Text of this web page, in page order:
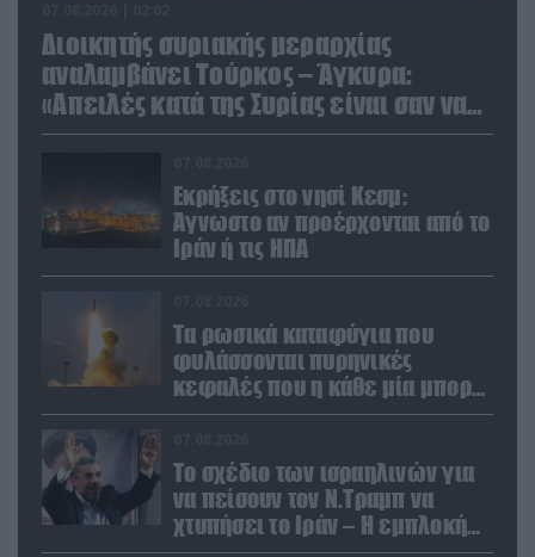
Διοικητής συριακής μεραρχίας
αναλαμβάνει Τούρκος – Άγκυρα:
«Απειλές κατά της Συρίας είναι σαν να
απειλούν εμάς»
Εκρήξεις στο νησί Κεσμ:
Άγνωστο αν προέρχονται από το
Ιράν ή τις ΗΠΑ
Τα ρωσικά καταφύγια που
φυλάσσονται πυρηνικές
κεφαλές που η κάθε μία μπορεί
να καταστρέψει «μία
Το σχέδιο των ισραηλινών για
να πείσουν τον Ν.Τραμπ να
χτυπήσει το Ιράν – Η εμπλοκή
του Μ.Αχμαντινετζάντ